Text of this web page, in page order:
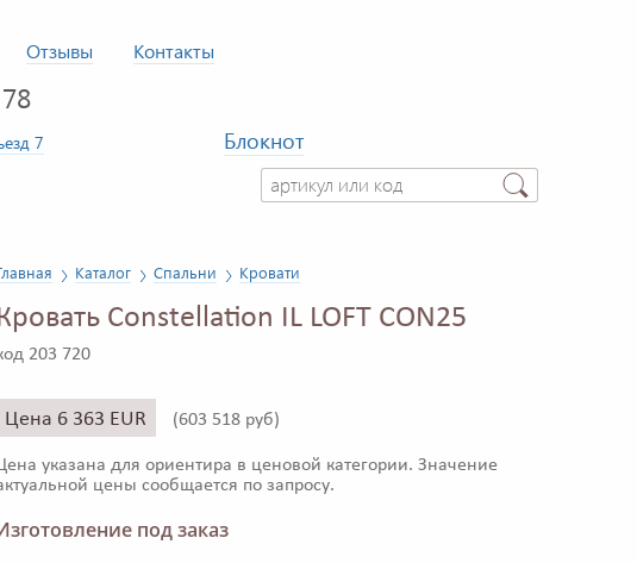
Отзывы Контакты
7
Блокнот
Каталог Спальни Кровати
Constellation IL LOFT CON25
203 720
Цена 6 363 EUR (603 518 руб)
указана для ориентира в ценовой категории. Значение
цены сообщается по запросу.
под заказ